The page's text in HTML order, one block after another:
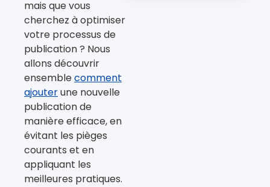
mais que vous
cherchez à optimiser
votre processus de
publication ? Nous
allons découvrir
ensemblecomment
ajouterune nouvelle
publication de
manière efficace, en
évitant les pièges
courants et en
appliquant les
meilleures pratiques.